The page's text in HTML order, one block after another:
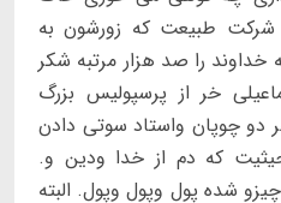
طبیعت که زورشون به
را صد هزار مرتبه شکر
خر از پرسپولیس بزرگ
چوپان واستاد سوتی دادن
که دم از خدا ودین و.
شده پول وپول وپول. البته